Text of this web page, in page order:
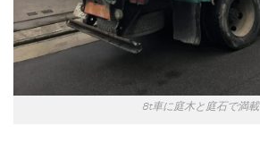
8t車に庭木と庭石で満載